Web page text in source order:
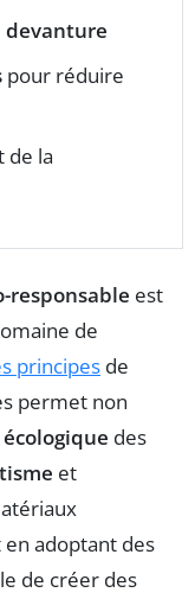
devanture
pour réduire
de la
responsable est
de
principes de
permet non
des
et
adoptant des
de créer des